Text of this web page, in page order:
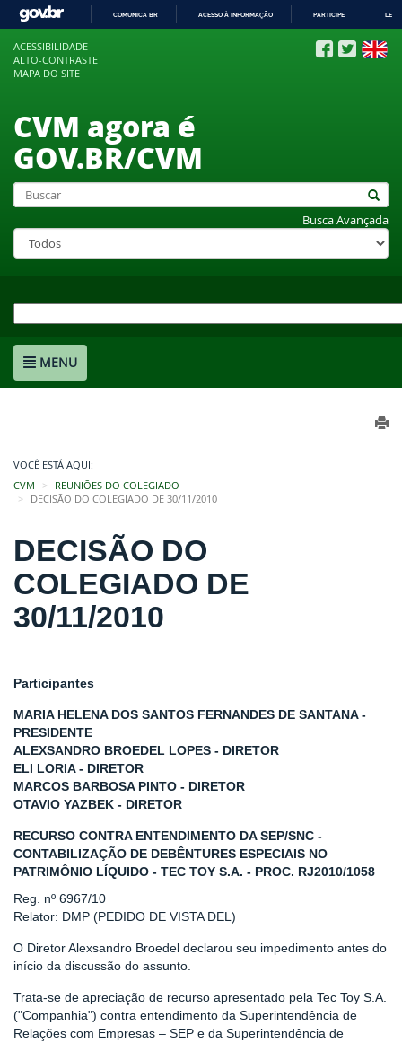
COMUNICA BR ACESSO À INFORMAÇÃO PARTICIPE
ACESSIBILIDADE
ALTO-CONTRASTE
MAPA DO SITE
CVM agora é
GOV.BR/CVM
Busca Avançada
MENU
VOCÊ ESTÁ AQUI:
CVM
REUNIÕES DO COLEGIADO
DECISÃO DO COLEGIADO DE 30/11/2010
DECISÃO DO
COLEGIADO DE
30/11/2010
Participantes
MARIA HELENA DOS SANTOS FERNANDES DE SANTANA -
PRESIDENTE
ALEXSANDRO BROEDEL LOPES - DIRETOR
ELI LORIA - DIRETOR
MARCOS BARBOSA PINTO - DIRETOR
OTAVIO YAZBEK - DIRETOR
RECURSO CONTRA ENTENDIMENTO DA SEP/SNC -
CONTABILIZAÇÃO DE DEBÊNTURES ESPECIAIS NO
PATRIMÔNIO LÍQUIDO - TEC TOY S.A. - PROC. RJ2010/1058
Reg. nº 6967/10
Relator: DMP (PEDIDO DE VISTA DEL)
O Diretor Alexsandro Broedel declarou seu impedimento antes do
início da discussão do assunto.
Trata-se de apreciação de recurso apresentado pela Tec Toy S.A.
("Companhia") contra entendimento da Superintendência de
Relações com Empresas – SEP e da Superintendência de